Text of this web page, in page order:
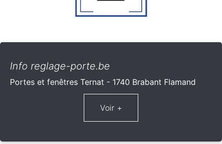
Info reglage-porte.be
Portes et fenêtres Ternat - 1740 Brabant Flamand